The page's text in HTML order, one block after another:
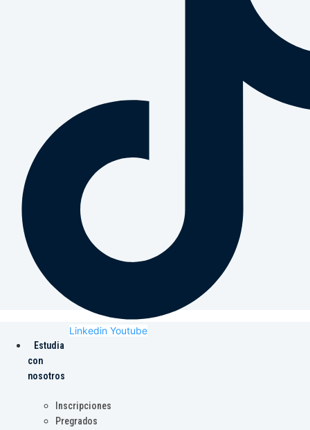
Linkedin Youtube
Estudia
con
nosotros
Inscripciones
Pregrados